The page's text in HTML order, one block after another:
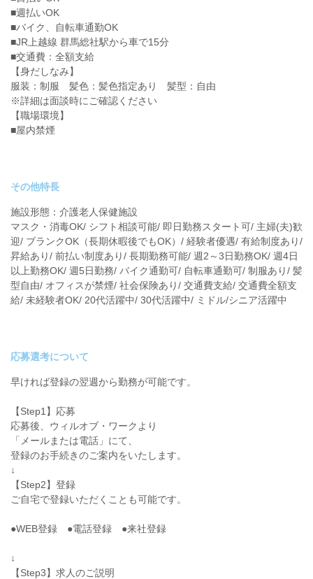
■週払いOK
■バイク、自転車通勤OK
■JR上越線 群馬総社駅から車で15分
■交通費：全額支給
【身だしなみ】
服装：制服 髪色：髪色指定あり 髪型：自由
※詳細は面談時にご確認ください
【職場環境】
■屋内禁煙
その他特長
施設形態：介護老人保健施設
マスク・消毒OK/ シフト相談可能/ 即日勤務スタート可/ 主婦(夫)歓
迎/ ブランクOK（長期休暇後でもOK）/ 経験者優遇/ 有給制度あり/
昇給あり/ 前払い制度あり/ 長期勤務可能/ 週2～3日勤務OK/ 週4日
以上勤務OK/ 週5日勤務/ バイク通勤可/ 自転車通勤可/ 制服あり/ 髪
型自由/ オフィスが禁煙/ 社会保険あり/ 交通費支給/ 交通費全額支
給/ 未経験者OK/ 20代活躍中/ 30代活躍中/ ミドル/シニア活躍中
応募選考について
早ければ登録の翌週から勤務が可能です。
【Step1】応募
応募後、ウィルオブ・ワークより
「メールまたは電話」にて、
登録のお手続きのご案内をいたします。
↓
【Step2】登録
ご自宅で登録いただくことも可能です。
●WEB登録 ●電話登録 ●来社登録
↓
【Step3】求人のご説明